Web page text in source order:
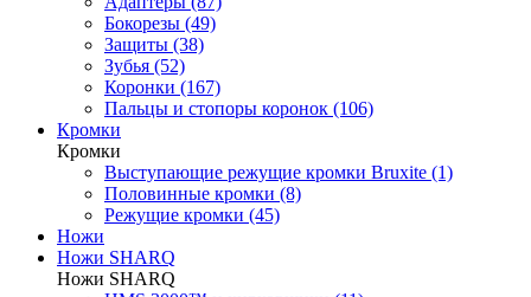
Бокорезы (49)
Защиты (38)
Зубья (52)
Коронки (167)
Пальцы и стопоры коронок (106)
Кромки
Кромки
Выступающие режущие кромки Bruxite (1)
Половинные кромки (8)
Режущие кромки (45)
Ножи
Ножи SHARQ
Ножи SHARQ